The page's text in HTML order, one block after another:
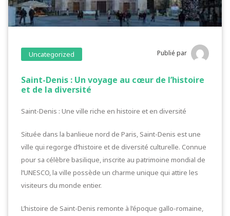
Uncategorized Publié par
Saint-Denis : Un voyage au cœur de l’histoire
et de la diversité
Saint-Denis : Une ville riche en histoire et en diversité
Située dans la banlieue nord de Paris, Saint-Denis est une
ville qui regorge d’histoire et de diversité culturelle. Connue
pour sa célèbre basilique, inscrite au patrimoine mondial de
l’UNESCO, la ville possède un charme unique qui attire les
visiteurs du monde entier.
L’histoire de Saint-Denis remonte à l’époque gallo-romaine,